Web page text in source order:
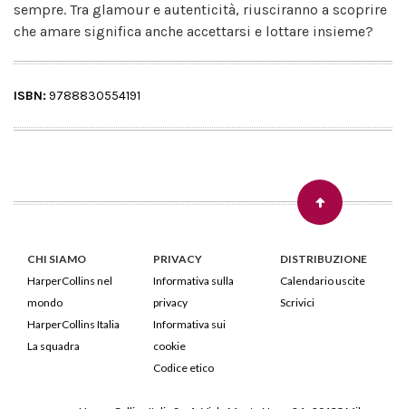
sempre. Tra glamour e autenticità, riusciranno a scoprire
che amare significa anche accettarsi e lottare insieme?
ISBN: 9788830554191
CHI SIAMO
HarperCollins nel
mondo
HarperCollins Italia
La squadra
PRIVACY
Informativa sulla
privacy
Informativa sui
cookie
Codice etico
DISTRIBUZIONE
Calendario uscite
Scrivici